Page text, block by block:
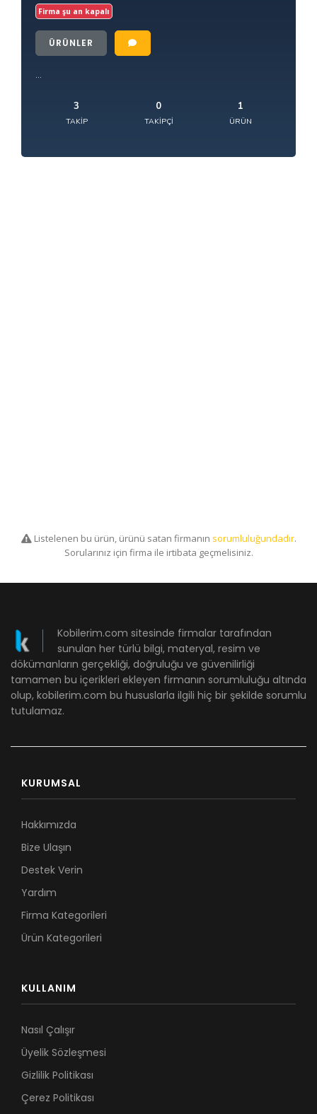
Firma şu an kapalı
ÜRÜNLER
...
3
TAKIP
0
TAKIPÇI
1
ÜRÜN
Listelenen bu ürün, ürünü satan firmanın sorumluluğundadır.
Sorularınız için firma ile irtibata geçmelisiniz.
Kobilerim.com sitesinde firmalar tarafından
sunulan her türlü bilgi, materyal, resim ve
dökümanların gerçekliği, doğruluğu ve güvenilirliği
tamamen bu içerikleri ekleyen firmanın sorumluluğu altında
olup, kobilerim.com bu hususlarla ilgili hiç bir şekilde sorumlu
tutulamaz.
KURUMSAL
Hakkımızda
Bize Ulaşın
Destek Verin
Yardım
Firma Kategorileri
Ürün Kategorileri
KULLANIM
Nasıl Çalışır
Üyelik Sözleşmesi
Gizlilik Politikası
Çerez Politikası